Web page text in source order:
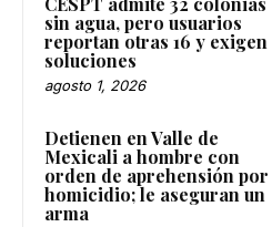
sin agua, pero usuarios
reportan otras 16 y exigen
soluciones
agosto 1, 2026
Detienen en Valle de
Mexicali a hombre con
orden de aprehensión por
homicidio; le aseguran un
arma